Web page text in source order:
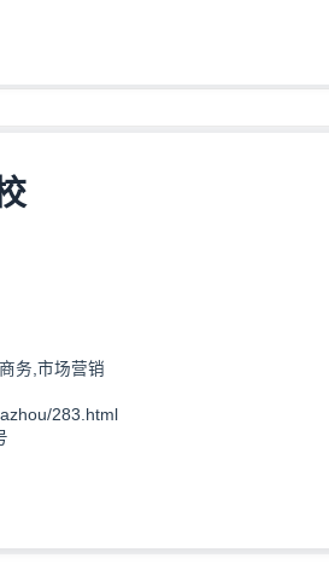
务,市场营销
283.html